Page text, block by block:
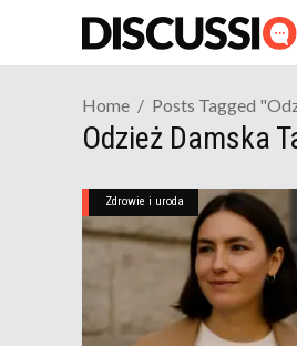
Home Posts Tagged
Odzież Damska
Zdrowie i uroda